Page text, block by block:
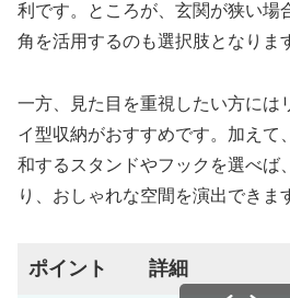
利です。ところが、玄関が狭い場
角を活用するのも選択肢となりま
一方、見た目を重視したい方には
イ型収納がおすすめです。加えて
和するスタンドやフックを選べば
り、おしゃれな空間を演出できま
ポイント 詳細